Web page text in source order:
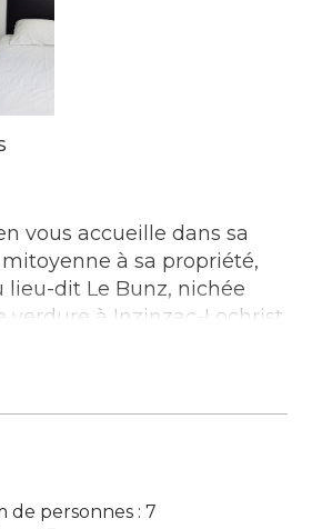
vous accueille dans sa
mitoyenne à sa propriété,
lieu-dit Le Bunz, nichée
verdure à Inzinzac-Lochrist.
trois chambres
Les Vergers du Bunz »,
WC, pour un confort
lit. Le petit-déjeuner
de personnes : 7